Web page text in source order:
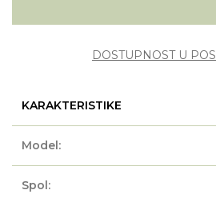
DOSTUPNOST U
KARAKTERISTIKE
Model:
Spol: